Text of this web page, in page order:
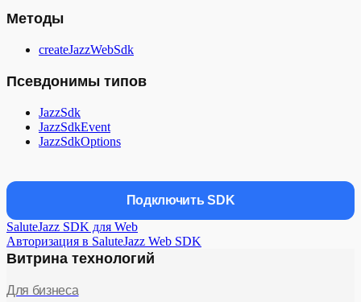
Методы
createJazzWebSdk
Псевдонимы типов
JazzSdk
JazzSdkEvent
JazzSdkOptions
Подключить SDK
SaluteJazz SDK для Web
Авторизация в SaluteJazz Web SDK
Витрина технологий
Для бизнеса